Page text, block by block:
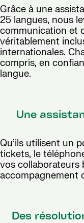
Grâce à une
25 langues, nous
communication et
véritablement
internationales.
compris, en
langue.
Une
Qu’ils utilisent un
tickets, le
vos collaborateurs
accompagnement
Des